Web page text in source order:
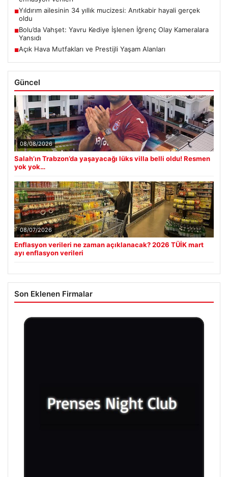
■Yıldırım ailesinin 34 yıllık mucizesi: Anıtkabir hayali gerçek
oldu
■Bolu’da Vahşet: Yavru Kediye İşlenen İğrenç Olay Kameralara
Yansıdı
■Açık Hava Mutfakları ve Prestijli Yaşam Alanları
Güncel
08/08/2026
Salah’ın Trabzon’da yaşayacağı lüks villa belli oldu! Resmen
yok yok…
08/07/2026
Enflasyon verileri ne zaman açıklanacak? 2026 TÜİK mart
ayı enflasyon verileri
Son Eklenen Firmalar